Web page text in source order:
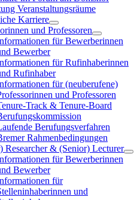
Veranstaltungsräume
Karriere
und Professoren
für Bewerberinnen
Bewerber
für Rufinhaberinnen
Rufinhaber
für (neuberufene)
und Professoren
Track & Tenure-Board
Berufungsverfahren
Rahmenbedingungen
Researcher & (Senior) Lecturer
für Bewerberinnen
Bewerber
für
und